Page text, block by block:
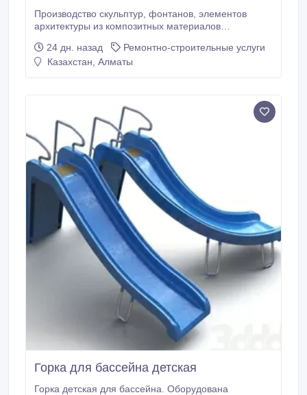
Производство скульптур, фонтанов, элементов
архитектуры из композитных материалов
сложности, формы и размера..
24 дн. назад
Ремонтно-строительные услуги
Казахстан, Алматы
Горка для бассейна детская
Горка детская для бассейна. Оборудована